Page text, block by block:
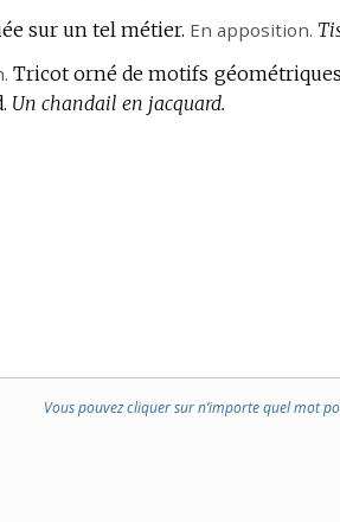
sur un tel métier. En apposition.
Tricot orné de motifs
Un chandail en jacquard.
Vous pouvez cliquer sur n’importe quel mot